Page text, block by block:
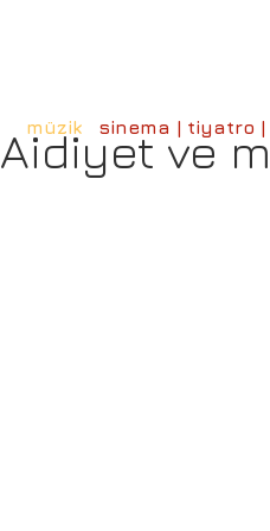
Aidiyet ve
müzik sinema | tiyatro |